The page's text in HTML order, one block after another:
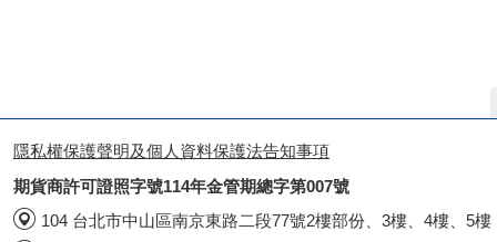
隱私權保護聲明及個人資料保護法告知事項
期貨商許可證照字號114年金管期總字第007號
104 台北市中山區南京東路二段77號2樓部份、3樓、4樓、5樓